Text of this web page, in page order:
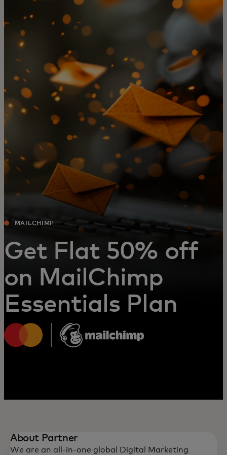
შენთვის
ბიზნესისთვის
მსოფლიოსთვის
ინოვატორებისთვის
სიახლეები და ტენდენციები
MAILCHIMP
Get Flat 50% off
on MailChimp
Essentials Plan
About Partner
We are an all-in-one global Digital Marketing